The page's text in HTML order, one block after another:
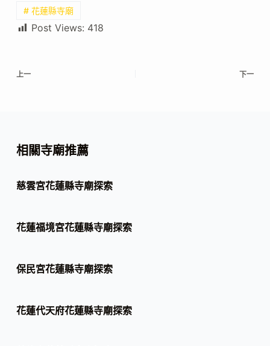
# 花蓮縣寺廟
Post Views: 418
上一 下一
相關寺廟推薦
慈雲宮花蓮縣寺廟探索
花蓮福境宮花蓮縣寺廟探索
保民宮花蓮縣寺廟探索
花蓮代天府花蓮縣寺廟探索